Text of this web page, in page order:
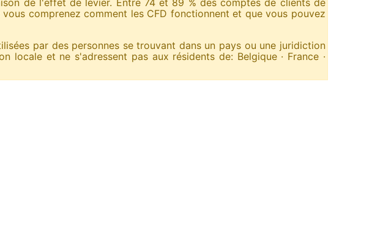
comprenez comment les CFD fonctionnent et que vous pouvez
par des personnes se trouvant dans un pays ou une juridiction
et ne s'adressent pas aux résidents de: Belgique · France ·